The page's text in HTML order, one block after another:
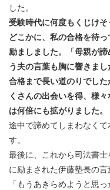
した。
受験時代に何度もくじけ
どこかに、私の合格を待
励ましました。「母親が
う夫の言葉も胸に響きまし
合格まで長い道のりでし
くさんの出会いを得、様
は何倍にも拡がりました。
途中で諦めてしまわなく
す。
最後に、これから司法書
に励まされた伊藤塾長の言
「もうあきらめようと思